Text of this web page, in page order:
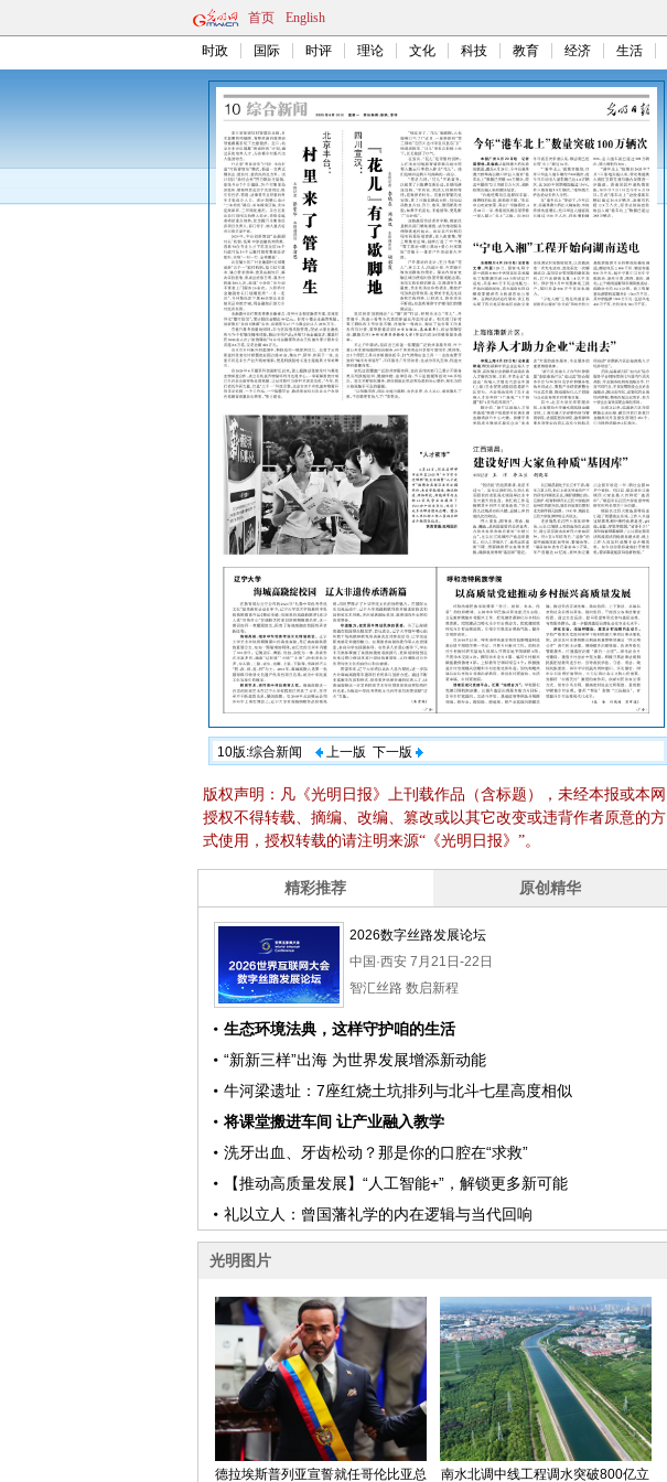
首页 English
时政 国际 时评 理论 文化 科技 教育 经济 生活
10版:综合新闻 上一版 下一版
版权声明：凡《光明日报》上刊载作品（含标题），未经本报或本网
授权不得转载、摘编、改编、篡改或以其它改变或违背作者原意的方
式使用，授权转载的请注明来源“《光明日报》”。